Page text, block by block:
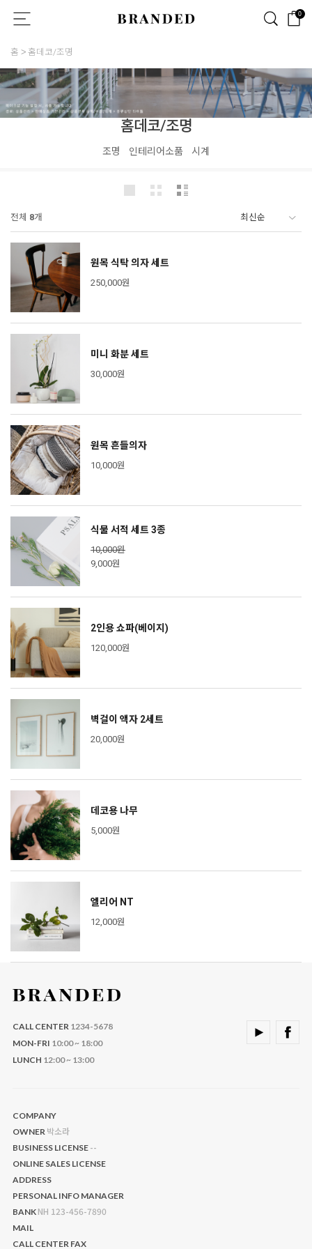
0
홈 홈데코/조명
홈데코/조명
조명 인테리어소품 시계
전체 8개
원목 식탁 의자 세트
250,000원
미니 화분 세트
30,000원
원목 흔들의자
10,000원
식물 서적 세트 3종
10,000원
9,000원
2인용 쇼파(베이지)
120,000원
벽걸이 액자 2세트
20,000원
데코용 나무
5,000원
엘리어 NT
12,000원
CALL CENTER 1234-5678
MON-FRI 10:00 ~ 18:00
LUNCH 12:00 ~ 13:00
COMPANY
OWNER 박소라
BUSINESS LICENSE --
ONLINE SALES LICENSE
ADDRESS
PERSONAL INFO MANAGER
BANK NH 123-456-7890
MAIL
CALL CENTER FAX